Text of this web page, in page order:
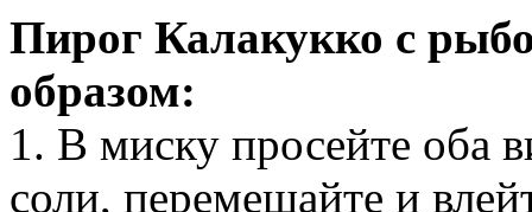
Пирог Калакукко с
образом:
1. В миску просейте оба
соли, перемешайте и